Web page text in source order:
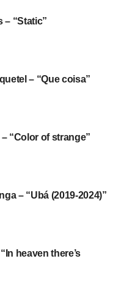
– “Static”
– “Que coisa”
“Color of strange”
– “Ubá (2019-2024)”
heaven there’s